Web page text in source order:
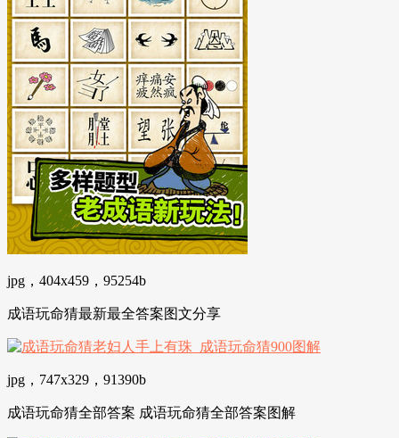
jpg，404x459，95254b
成语玩命猜最新最全答案图文分享
jpg，747x329，91390b
成语玩命猜全部答案 成语玩命猜全部答案图解